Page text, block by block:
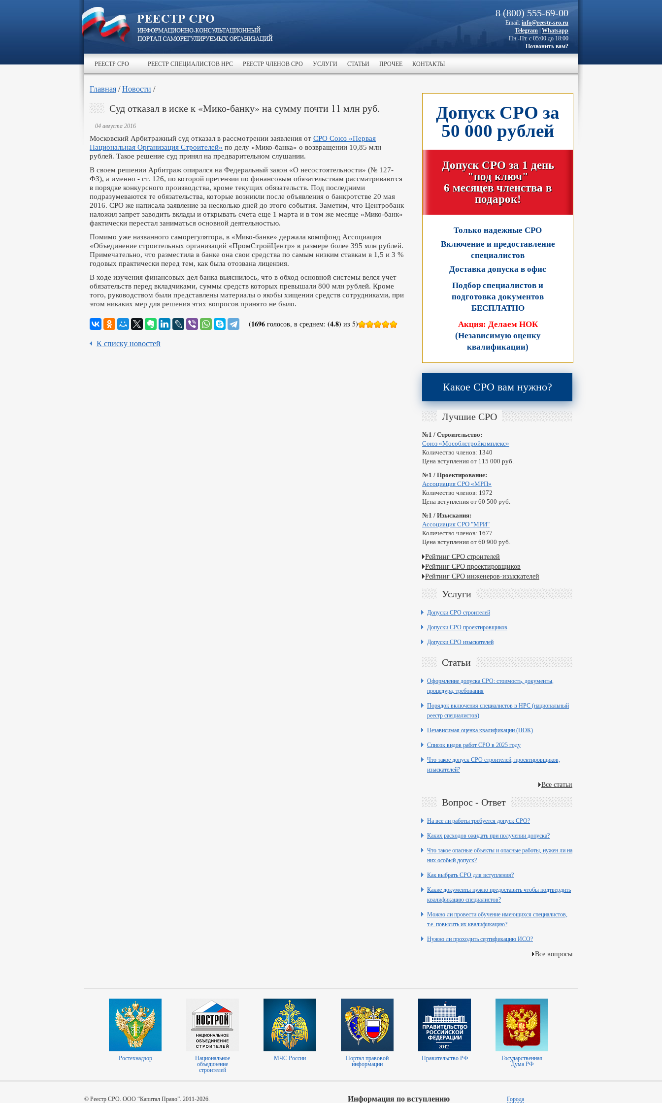
8 (800) 555-69-00
Email: info@reestr-sro.ru
Telegram Whatsapp
Пн.-Пт. с 05:00 до 18:00
Позвонить вам?
РЕЕСТР СРО РЕЕСТР СПЕЦИАЛИСТОВ НРС РЕЕСТР ЧЛЕНОВ СРО УСЛУГИ СТАТЬИ ПРОЧЕЕ КОНТАКТЫ
Главная /Новости /
Суд отказал в иске к «Мико-банку» на сумму почти 11 млн руб.
04 августа 2016
Московский Арбитражный суд отказал в рассмотрении заявления от СРО Союз «Первая
Национальная Организация Строителей» по делу «Мико-банка» о возвращении 10,85 млн
рублей. Такое решение суд принял на предварительном слушании.
В своем решении Арбитраж опирался на Федеральный закон «О несостоятельности» (№ 127-
ФЗ), а именно - ст. 126, по которой претензии по финансовым обязательствам рассматриваются
в порядке конкурсного производства, кроме текущих обязательств. Под последними
подразумеваются те обязательства, которые возникли после объявления о банкротстве 20 мая
2016. СРО же написала заявление за несколько дней до этого события. Заметим, что Центробанк
наложил запрет заводить вклады и открывать счета еще 1 марта и в том же месяце «Мико-банк»
фактически перестал заниматься основной деятельностью.
Помимо уже названного саморегулятора, в «Мико-банке» держала компфонд Ассоциация
«Объединение строительных организаций «ПромСтройЦентр» в размере более 395 млн рублей.
Примечательно, что разместила в банке она свои средства по самым низким ставкам в 1,5 и 3 %
годовых практически перед тем, как была отозвана лицензия.
В ходе изучения финансовых дел банка выяснилось, что в обход основной системы велся учет
обязательств перед вкладчиками, суммы средств которых превышали 800 млн рублей. Кроме
того, руководством были представлены материалы о якобы хищении средств сотрудниками, при
этом никаких мер для решения этих вопросов принято не было.
(1696голосов, в среднем: (4.8) из 5)
К списку новостей
Допуск СРО за
50 000 рублей
Допуск СРО за 1 день
"под ключ"
6 месяцев членства в
подарок!
Только надежные СРО
Включение и предоставление
специалистов
Доставка допуска в офис
Подбор специалистов и
подготовка документов
БЕСПЛАТНО
Акция: Делаем НОК
(Независимую оценку
квалификации)
Какое СРО вам нужно?
Лучшие СРО
№1 / Строительство:
Союз «Мособлстройкомплекс»
Количество членов: 1340
Цена вступления от 115 000 руб.
№1 / Проектирование:
Ассоциация СРО «МРП»
Количество членов: 1972
Цена вступления от 60 500 руб.
№1 / Изыскания:
Ассоциация СРО "МРИ"
Количество членов: 1677
Цена вступления от 60 900 руб.
Рейтинг СРО строителей
Рейтинг СРО проектировщиков
Рейтинг СРО инженеров-изыскателей
Услуги
Допуски СРО строителей
Допуски СРО проектировщиков
Допуски СРО изыскателей
Статьи
Оформление допуска СРО: стоимость, документы,
процедура, требования
Порядок включения специалистов в НРС (национальный
реестр специалистов)
Независимая оценка квалификации (НОК)
Список видов работ СРО в 2025 году
Что такое допуск СРО строителей, проектировщиков,
изыскателей?
Все статьи
Вопрос - Ответ
На все ли работы требуется допуск СРО?
Каких расходов ожидать при получении допуска?
Что такое опасные объекты и опасные работы, нужен ли на
них особый допуск?
Как выбрать СРО для вступления?
Какие документы нужно предоставить чтобы подтвердить
квалификацию специалистов?
Можно ли провести обучение имеющихся специалистов,
т.е. повысить их квалификацию?
Нужно ли проходить сертификацию ИСО?
Все вопросы
Ростехнадзор
Национальное
объединение
строителей
МЧС России
Портал правовой
информации
Правительство РФ
Государственная
Дума РФ
© Реестр СРО. ООО “Капитал Право”. 2011-2026. Информация по вступлению Города